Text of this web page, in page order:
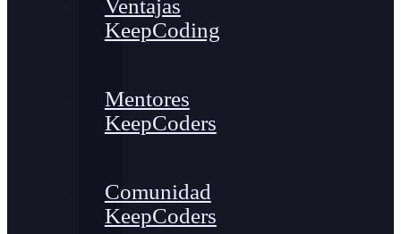
Ventajas
KeepCoding
Mentores
KeepCoders
Comunidad
KeepCoders